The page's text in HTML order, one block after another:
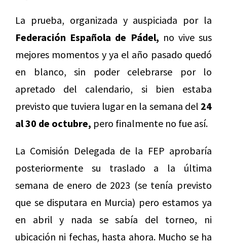
La prueba, organizada y auspiciada por la
Federación Española de Pádel, no vive sus
mejores momentos y ya el año pasado quedó
en blanco, sin poder celebrarse por lo
apretado del calendario, si bien estaba
previsto que tuviera lugar en la semana del 24
al 30 de octubre, pero finalmente no fue así.
La Comisión Delegada de la FEP aprobaría
posteriormente su traslado a la última
semana de enero de 2023 (se tenía previsto
que se disputara en Murcia) pero estamos ya
en abril y nada se sabía del torneo, ni
ubicación ni fechas, hasta ahora. Mucho se ha